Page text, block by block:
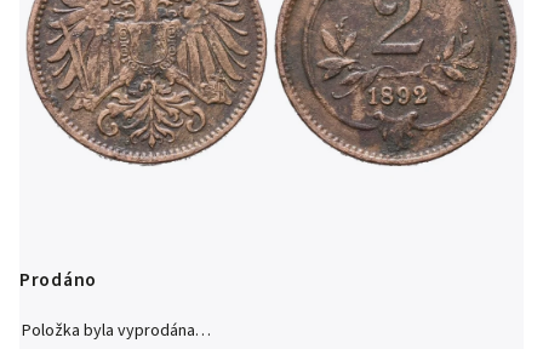
Prodáno
Položka byla vyprodána…